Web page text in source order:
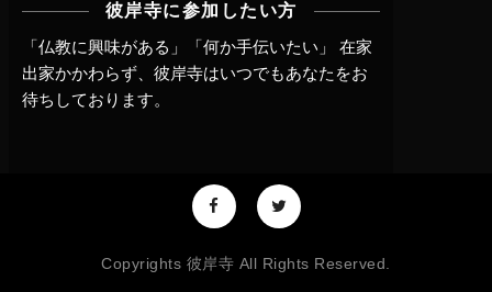
彼岸寺に参加したい方
「仏教に興味がある」「何か手伝いたい」 在家
出家かかわらず、 彼岸寺はいつでもあなたをお
待ちしております。
Copyrights 彼岸寺 All Rights Reserved.